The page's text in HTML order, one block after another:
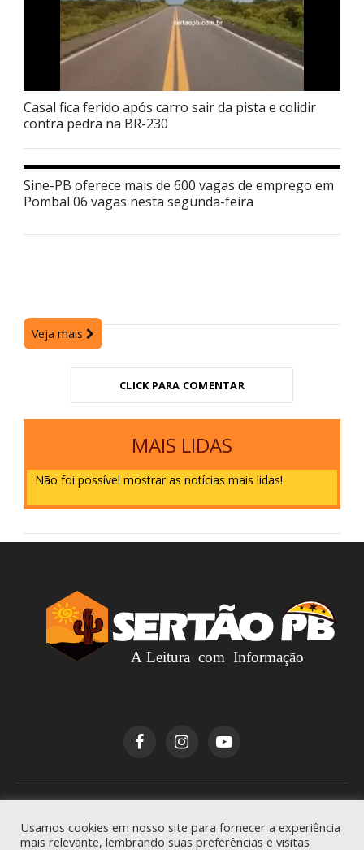
Casal fica ferido após carro sair da pista e colidir
contra pedra na BR-230
Sine-PB oferece mais de 600 vagas de emprego em
Pombal 06 vagas nesta segunda-feira
Veja mais
CLICK PARA COMENTAR
MAIS LIDAS
Não foi possível mostrar as notícias mais lidas!
reservados.
Usamos cookies em nosso site para fornecer a experiência
mais relevante, lembrando suas preferências e visitas